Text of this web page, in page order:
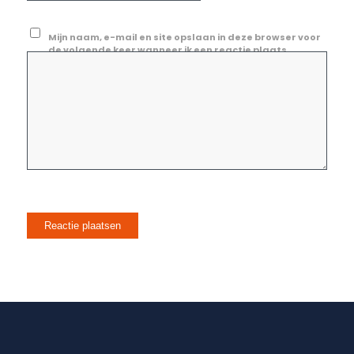
Mijn naam, e-mail en site opslaan in deze browser voor
de volgende keer wanneer ik een reactie plaats.